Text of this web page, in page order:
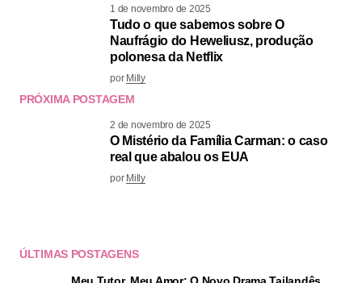
1 de novembro de 2025
Tudo o que sabemos sobre O
Naufrágio do Heweliusz, produção
polonesa da Netflix
por Milly
PRÓXIMA POSTAGEM
2 de novembro de 2025
O Mistério da Família Carman: o caso
real que abalou os EUA
por Milly
ÚLTIMAS POSTAGENS